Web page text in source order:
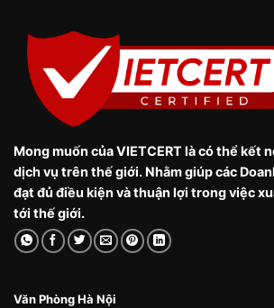
Mong muốn của VIETCERT là có thể kết
dịch vụ trên thế giới. Nhằm giúp các
đạt đủ điều kiện và thuận lợi trong việc
tới thế giới.
Văn Phòng Hà Nội